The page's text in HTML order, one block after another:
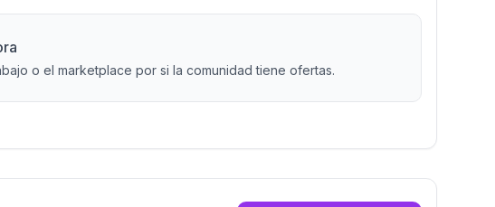
o el marketplace por si la comunidad tiene ofertas.